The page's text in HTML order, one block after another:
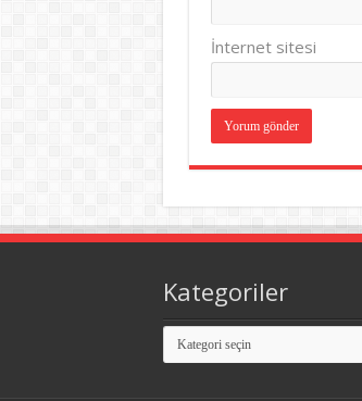
İnternet sitesi
Kategoriler
Kategoriler